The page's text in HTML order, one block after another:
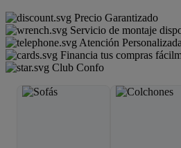
Precio Garantizado
Servicio de montaje
Atención Personalizada
Financia tus compras
Club Confo